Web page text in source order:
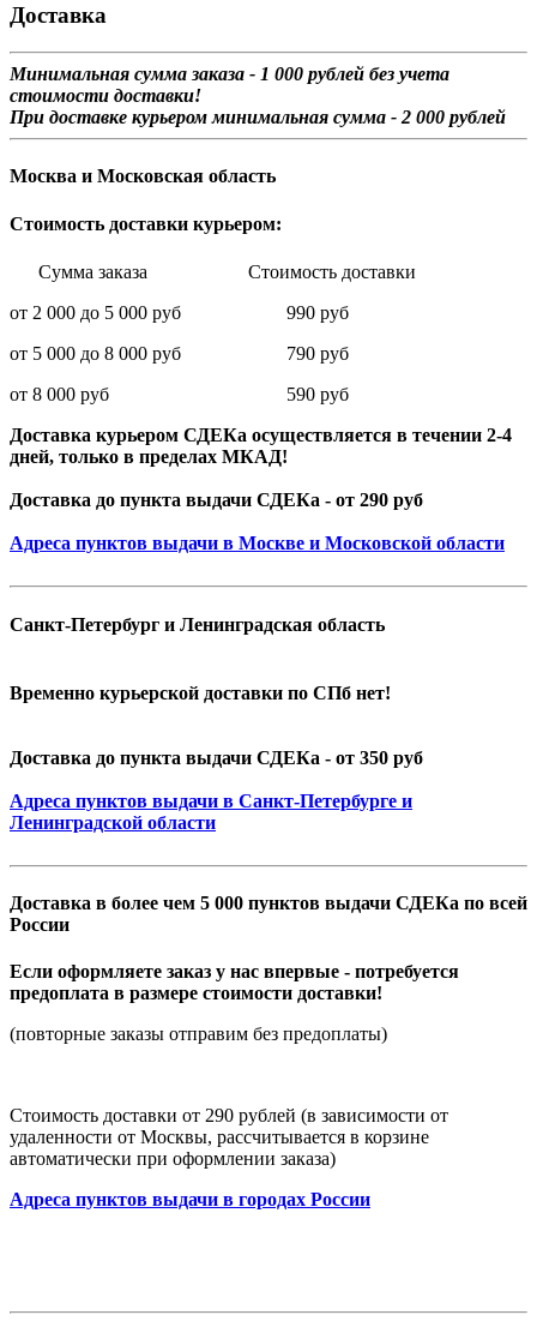
Доставка
Минимальная сумма заказа - 1 000 рублей без учета
стоимости доставки!
При доставке курьером минимальная сумма - 2 000 рублей
Москва и Московская область
Стоимость доставки курьером:
Сумма заказа Стоимость доставки
от 2 000 до 5 000 руб 990 руб
от 5 000 до 8 000 руб 790 руб
от 8 000 руб 590 руб
Доставка курьером СДЕКа осуществляется в течении 2-4
дней, только в пределах МКАД!
Доставка до пункта выдачи СДЕКа - от 290 руб
Адреса пунктов выдачи в Москве и Московской области
Санкт-Петербург и Ленинградская область
Временно курьерской доставки по СПб нет!
Доставка до пункта выдачи СДЕКа - от 350 руб
Адреса пунктов выдачи в Санкт-Петербурге и
Ленинградской области
Доставка в более чем 5 000 пунктов выдачи СДЕКа по всей
России
Если оформляете заказ у нас впервые - потребуется
предоплата в размере стоимости доставки!
(повторные заказы отправим без предоплаты)
Стоимость доставки от 290 рублей (в зависимости от
удаленности от Москвы, рассчитывается в корзине
автоматически при оформлении заказа)
Адреса пунктов выдачи в городах России